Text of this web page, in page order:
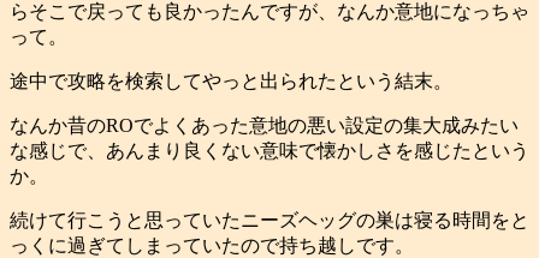
らそこで戻っても良かったんですが、なんか意地になっちゃ
って。
途中で攻略を検索してやっと出られたという結末。
なんか昔のROでよくあった意地の悪い設定の集大成みたい
な感じで、あんまり良くない意味で懐かしさを感じたという
か。
続けて行こうと思っていたニーズヘッグの巣は寝る時間をと
っくに過ぎてしまっていたので持ち越しです。